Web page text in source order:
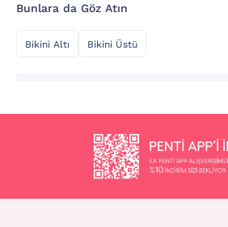
Bunlara da Göz Atın
Bikini Altı Bikini Üstü